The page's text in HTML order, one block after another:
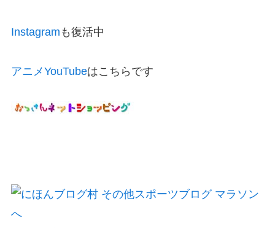
Instagram も復活中
アニメYouTubeはこちらです